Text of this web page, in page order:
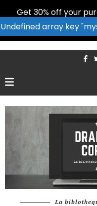
La
Get 30% off your
array key